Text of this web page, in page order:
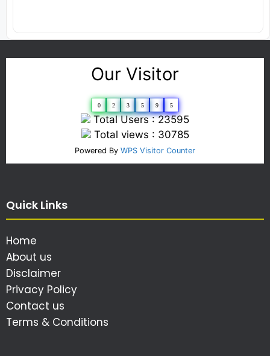
Our Visitor
0 2 3 5 9 5
Total Users : 23595
Total views : 30785
Powered By WPS Visitor Counter
Quick Links
Home
About us
Disclaimer
Privacy Policy
Contact us
Terms & Conditions